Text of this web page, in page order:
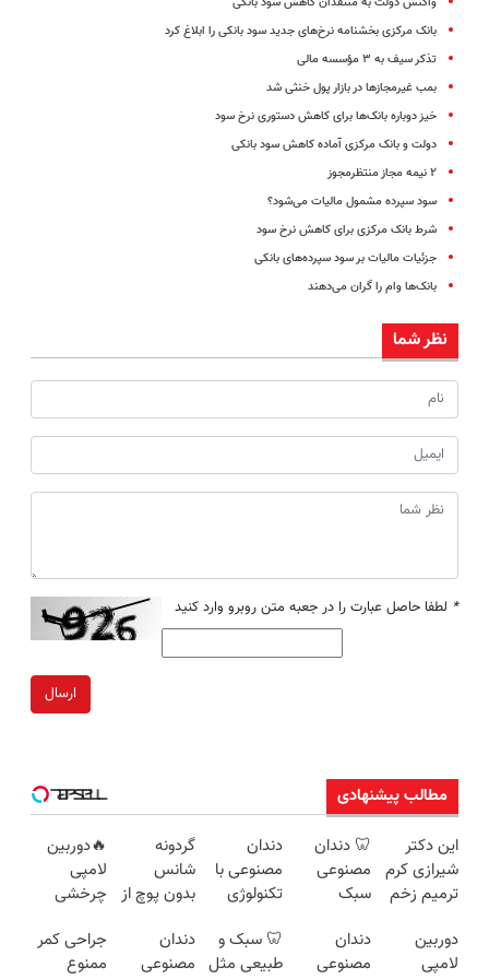
بانک مرکزی بخشنامه نرخ‌های جدید سود بانکی را ابلاغ کرد
تذکر سیف به ۳ مؤسسه مالی
بمب غیرمجازها در بازار پول خنثی شد
خیز دوباره بانک‌ها برای کاهش دستوری نرخ سود
دولت و بانک مرکزی آماده کاهش سود بانکی
۲ نیمه مجاز منتظرمجوز
سود سپرده مشمول مالیات می‌شود؟
شرط بانک مرکزی برای کاهش نرخ سود
جزئیات مالیات بر سود سپرده‌های بانکی
بانک‌ها وام را گران می‌دهند
نظر شما
* لطفا حاصل عبارت را در جعبه متن روبرو وارد کنید
ارسال
مطالب پیشنهادی
این دکتر
شیرازی کرم
ترمیم زخم
ساخت!!!
🦷 دندان
مصنوعی
سبک
📍تهران |
✅ ویزیت
دندان
مصنوعی با
تکنولوژی
سوئیسی
🇨🇭
گردونه
شانس
بدون پوچ از
بیت کوین
🔥دوربین
لامپی
چرخشی
🔥 پرداخت
درب منزل
دوربین
لامپی
دندان
مصنوعی
🦷 سبک و
طبیعی مثل
دندان
مصنوعی
جراحی کمر
ممنوع